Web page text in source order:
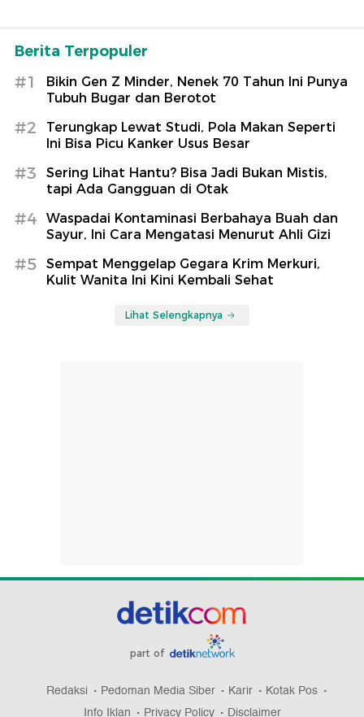
Berita Terpopuler
#1
Bikin Gen Z Minder, Nenek 70 Tahun Ini Punya
Tubuh Bugar dan Berotot
#2
Terungkap Lewat Studi, Pola Makan Seperti
Ini Bisa Picu Kanker Usus Besar
#3
Sering Lihat Hantu? Bisa Jadi Bukan Mistis,
tapi Ada Gangguan di Otak
#4
Waspadai Kontaminasi Berbahaya Buah dan
Sayur, Ini Cara Mengatasi Menurut Ahli Gizi
#5
Sempat Menggelap Gegara Krim Merkuri,
Kulit Wanita Ini Kini Kembali Sehat
Lihat Selengkapnya
part of
Redaksi Pedoman Media Siber Karir
Kotak Pos
Info Iklan
Privacy Policy Disclaimer